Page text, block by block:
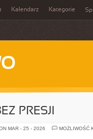
Kalendarz Kategorie
PRESJI
MAR - 25 - 2026
MOŻLIWOŚĆ